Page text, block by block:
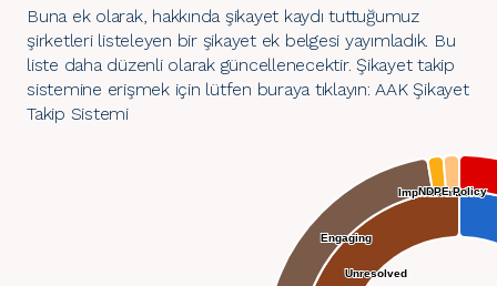
Buna ek olarak, hakkında şikayet kaydı tuttuğumuz
şirketleri listeleyen bir şikayet ek belgesi yayımladık. Bu
liste daha düzenli olarak güncellenecektir. Şikayet takip
sistemine erişmek için lütfen buraya tıklayın:AAK Şikayet
Takip Sistemi